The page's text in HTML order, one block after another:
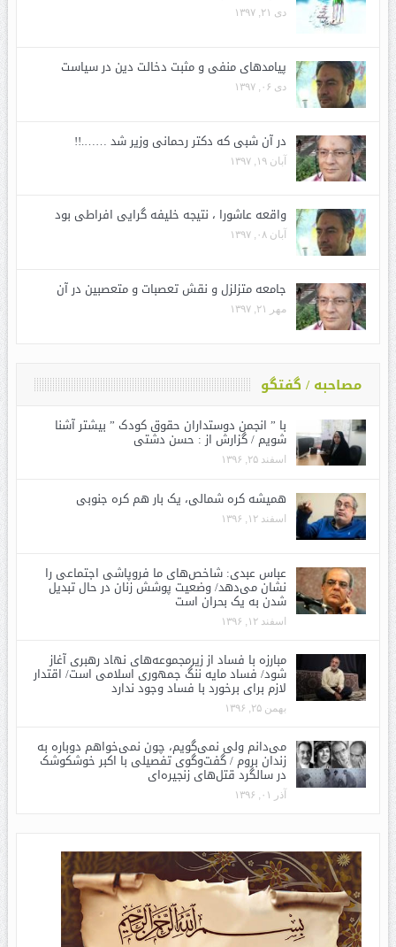
دی ۲۱, ۱۳۹۷
پیامدهای منفی و مثبت دخالت دین در سیاست
دی ۰۶, ۱۳۹۷
در آن شبی که دکتر رحمانی وزیر شد …….!!
آبان ۱۹, ۱۳۹۷
واقعه عاشورا ، نتیجه خلیفه گرایی افراطی بود
آبان ۰۸, ۱۳۹۷
جامعه متزلزل و نقش تعصبات و متعصبین در آن
مهر ۲۱, ۱۳۹۷
مصاحبه / گفتگو
با ” انجمن دوستداران حقوق کودک ” بیشتر آشنا
شویم / گزارش از : حسن دشتی
اسفند ۲۵, ۱۳۹۶
همیشه کره شمالی، یک بار هم کره جنوبی
اسفند ۱۲, ۱۳۹۶
عباس عبدی: شاخص‌های ما فروپاشی اجتماعی را
نشان می‌دهد/ وضعیت پوشش زنان در حال تبدیل
شدن به یک بحران است
اسفند ۱۲, ۱۳۹۶
مبارزه با فساد از زیرمجموعه‌های نهاد رهبری آغاز
شود/ فساد مایه ننگ جمهوری اسلامی است/ اقتدار
لازم برای برخورد با فساد وجود ندارد
بهمن ۲۵, ۱۳۹۶
می‌دانم ولی نمی‌گویم، چون نمی‌خواهم دوباره به
زندان بروم / گفت‌وگوی تفصیلی با اکبر خوشکوشک
در سالگرد قتل‌های زنجیره‌ای
آذر ۰۱, ۱۳۹۶